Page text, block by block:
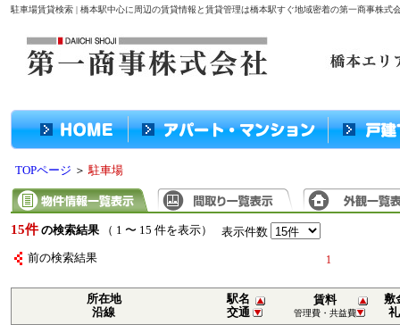
駐車場賃貸検索 | 橋本駅中心に周辺の賃貸情報と賃貸管理は橋本駅すぐ地域密着の第一商事株式
TOPページ ＞駐車場
15件 の検索結果 （ 1 〜 15 件を表示） 表示件数
前の検索結果 1
所在地
沿線
駅名
交通
賃料
管理費・共益費
敷